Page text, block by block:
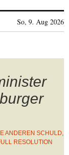
So, 9. Aug 2026
ANDEREN SCHULD,
RESOLUTION